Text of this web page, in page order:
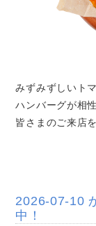
みずみずしいト
ハンバーグが相
皆さまのご来店
2026-07-10
中！